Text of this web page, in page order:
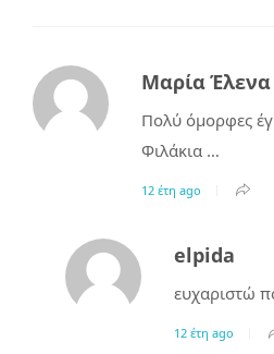
Μαρία Έλενα
Πολύ όμορφες
Φιλάκια …
12 έτη ago
elpida
ευχαριστώ
12 έτη ago